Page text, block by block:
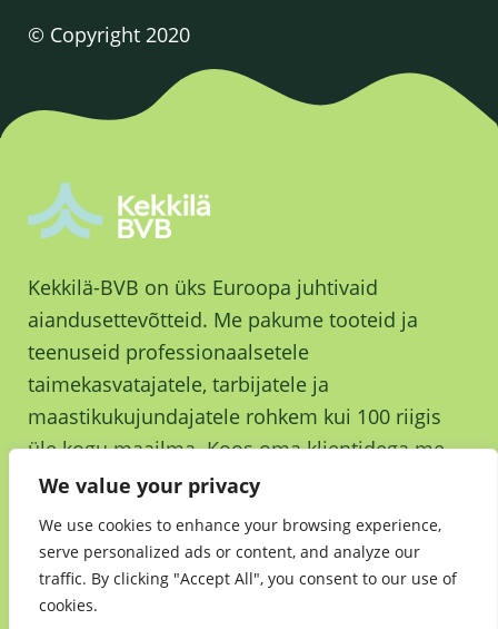
We value your privacy
We use cookies to enhance your browsing experience,
serve personalized ads or content, and analyze our
traffic. By clicking "Accept All", you consent to our use of
cookies.
© Copyright 2020
Kekkilä-BVB on üks Euroopa juhtivaid
aiandusettevõtteid. Me pakume tooteid ja
teenuseid professionaalsetele
taimekasvatajatele, tarbijatele ja
maastikukujundajatele rohkem kui 100 riigis
üle kogu maailma. Koos oma klientidega me
kasvame ja kasvatame parema tuleviku nimel.
Jätkusuutlikkus